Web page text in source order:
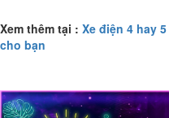
Xem thêm tại : Xe điện 4 hay
cho bạn